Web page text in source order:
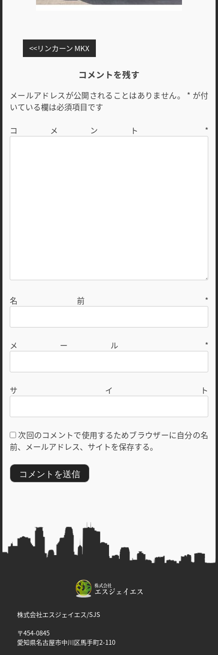
稿
ゲ
ー
ョ
リンカーン MKX
コメントを残す
メールアドレスが公開されることはありません。 * が付
いている欄は必須項目です
コメント *
名前 *
メール *
サイト
次回のコメントで使用するためブラウザーに自分の名
前、メールアドレス、サイトを保存する。
株式会社エスジェイエス/SJS
〒454-0845
愛知県名古屋市中川区馬手町2-110